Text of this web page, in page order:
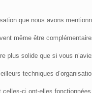
que nous avons
même être
plus solide que si vous
techniques
ci ont-elles